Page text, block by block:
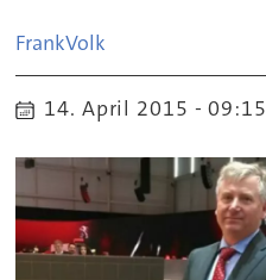
FrankVolk
14. April 2015 - 09:15